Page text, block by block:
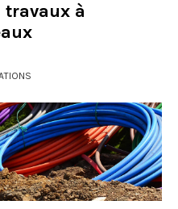
travaux à